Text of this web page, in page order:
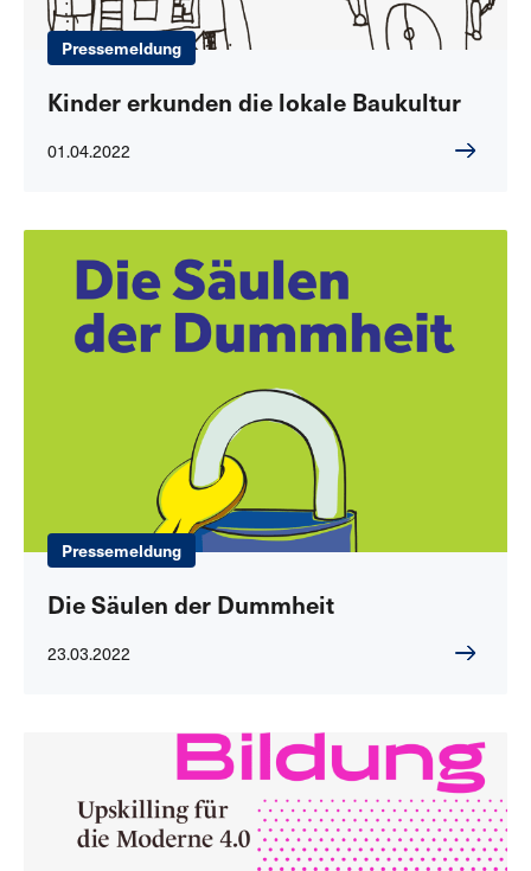
Pressemeldung
Kinder erkunden die lokale Baukultur
01.04.2022
Pressemeldung
Die Säulen der Dummheit
23.03.2022